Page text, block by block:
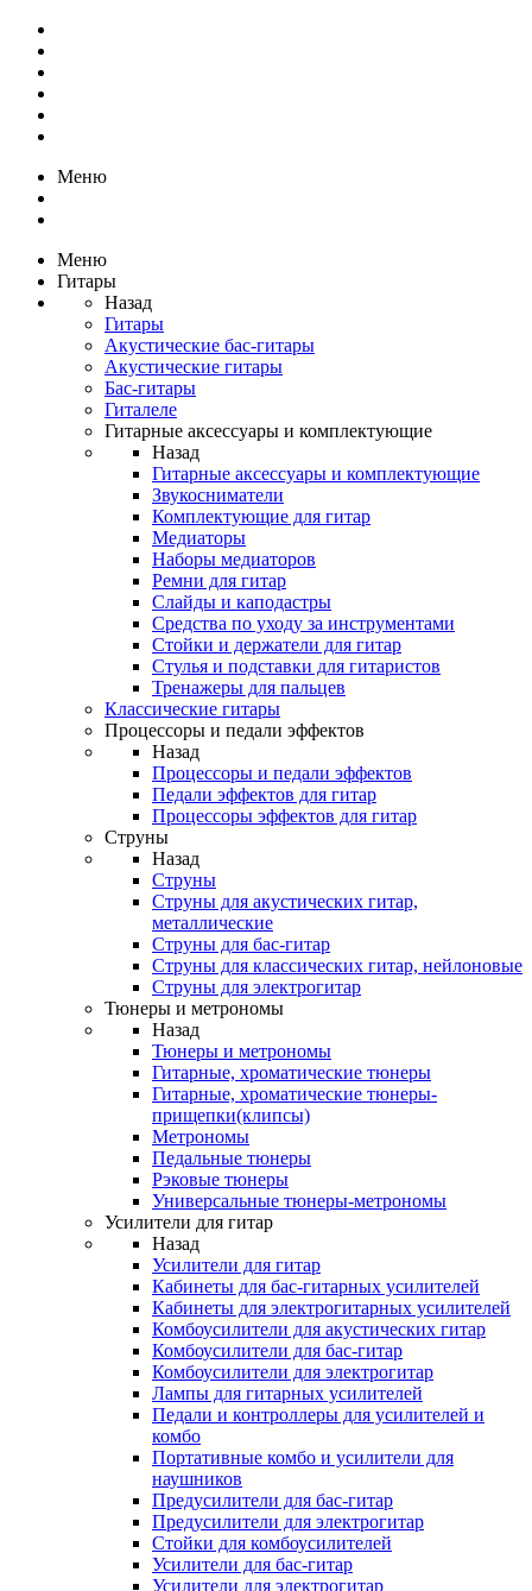
Меню
Меню
Гитары
Назад
Гитары
Акустические бас-гитары
Акустические гитары
Бас-гитары
Гиталеле
Гитарные аксессуары и комплектующие
Назад
Гитарные аксессуары и комплектующие
Звукосниматели
Комплектующие для гитар
Медиаторы
Наборы медиаторов
Ремни для гитар
Слайды и каподастры
Средства по уходу за инструментами
Стойки и держатели для гитар
Стулья и подставки для гитаристов
Тренажеры для пальцев
Классические гитары
Процессоры и педали эффектов
Назад
Процессоры и педали эффектов
Педали эффектов для гитар
Процессоры эффектов для гитар
Струны
Назад
Струны
Струны для акустических гитар,
металлические
Струны для бас-гитар
Струны для классических гитар, нейлоновые
Струны для электрогитар
Тюнеры и метрономы
Назад
Тюнеры и метрономы
Гитарные, хроматические тюнеры
Гитарные, хроматические тюнеры-
прищепки(клипсы)
Метрономы
Педальные тюнеры
Рэковые тюнеры
Универсальные тюнеры-метрономы
Усилители для гитар
Назад
Усилители для гитар
Кабинеты для бас-гитарных усилителей
Кабинеты для электрогитарных усилителей
Комбоусилители для акустических гитар
Комбоусилители для бас-гитар
Комбоусилители для электрогитар
Лампы для гитарных усилителей
Педали и контроллеры для усилителей и
комбо
Портативные комбо и усилители для
наушников
Предусилители для бас-гитар
Предусилители для электрогитар
Стойки для комбоусилителей
Усилители для бас-гитар
Усилители для электрогитар